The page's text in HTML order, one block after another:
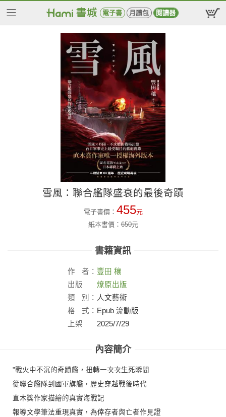
電子書 月讀包 閱讀器
雪風：聯合艦隊盛衰的最後奇蹟
電子書價： 455元
紙本書價：650元
書籍資訊
作 者： 豐田 穰
出版
社：
燎原出版
類
別： 人文藝術
格
式： Epub 流動版
上架
2025/7/29
內容簡介
"戰火中不沉的奇蹟艦，扭轉一次次生死瞬間
從聯合艦隊到國軍旗艦，歷史穿越戰後時代
直木獎作家描繪的真實海戰記
報導文學筆法重現真實，為倖存者與亡者作見證